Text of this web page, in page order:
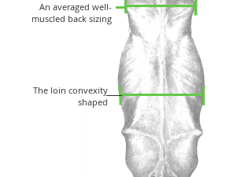
An averaged well-
muscled back sizing
The loin convexity
shaped